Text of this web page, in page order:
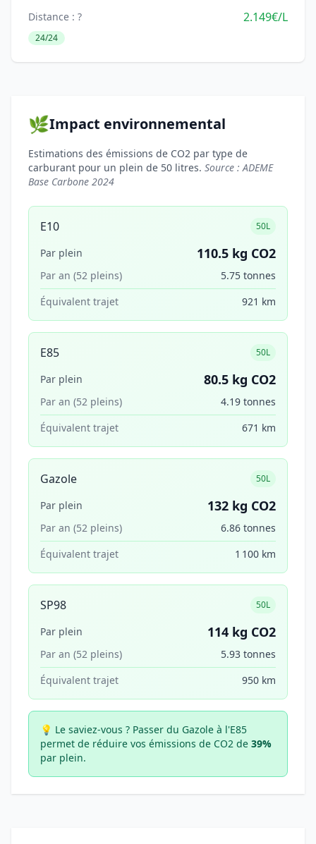
Distance : ? 2.149€/L
24/24
🌿Impact environnemental
Estimations des émissions de CO2 par type de
carburant pour un plein de 50 litres. Source : ADEME
Base Carbone 2024
E10 50L
Par plein 110.5 kg CO2
Par an (52 pleins)
5.75 tonnes
Équivalent trajet
921 km
E85 50L
Par plein 80.5 kg CO2
Par an (52 pleins)
4.19 tonnes
Équivalent trajet
671 km
Gazole 50L
Par plein 132 kg CO2
Par an (52 pleins)
6.86 tonnes
Équivalent trajet
1 100 km
SP98 50L
Par plein 114 kg CO2
Par an (52 pleins)
5.93 tonnes
Équivalent trajet
950 km
💡 Le saviez-vous ? Passer du Gazole à l'E85
permet de réduire vos émissions de CO2 de 39%
par plein.